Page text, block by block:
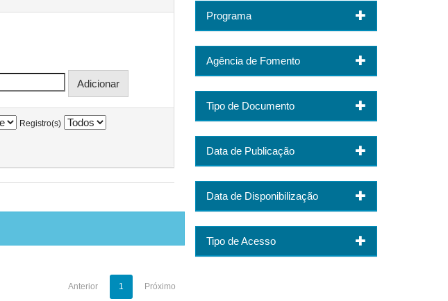
Registro(s)
Anterior 1 Próximo
Programa
Agência de Fomento
Tipo de Documento
Data de Publicação
Data de Disponibilização
Tipo de Acesso